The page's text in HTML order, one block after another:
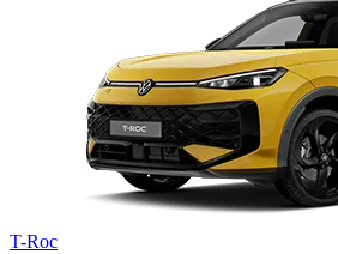
T-Roc